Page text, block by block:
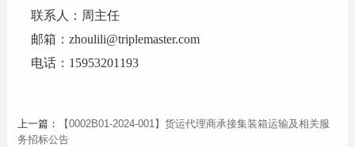
联系人：周主任
邮箱：zhoulili@triplemaster.com
电话：15953201193
上一篇：
【0002B01-2024-001】货运代理商承接集装箱运输及相关服
务招标公告